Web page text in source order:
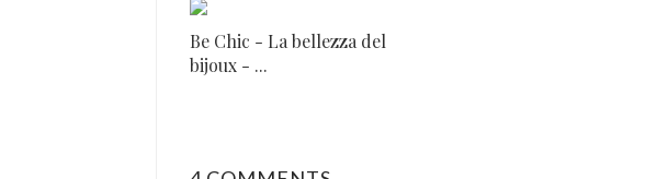
Be Chic - La bellezza del
bijoux - ...